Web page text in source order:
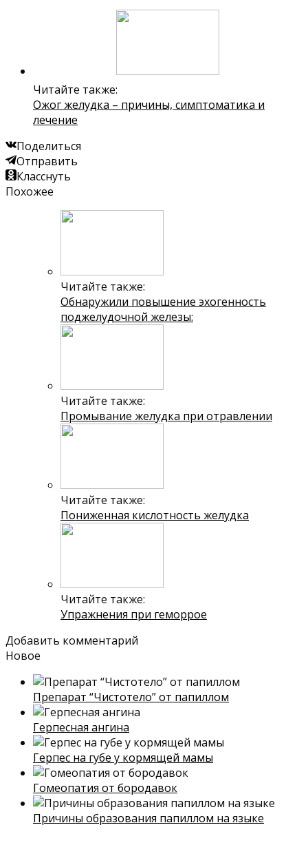
Читайте также:
Ожог желудка – причины, симптоматика и
лечение
Поделиться
Отправить
Класснуть
Похожее
Читайте также:
Обнаружили повышение эхогенность
поджелудочной железы:
Читайте также:
Промывание желудка при отравлении
Читайте также:
Пониженная кислотность желудка
Читайте также:
Упражнения при геморрое
Добавить комментарий
Новое
Препарат “Чистотело” от папиллом
Герпесная ангина
Герпес на губе у кормящей мамы
Гомеопатия от бородавок
Причины образования папиллом на языке